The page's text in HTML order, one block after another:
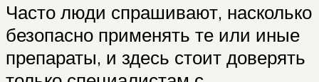
Часто люди спрашивают, насколько
безопасно применять те или иные
препараты, и здесь стоит доверять